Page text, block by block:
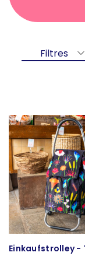
Filtres